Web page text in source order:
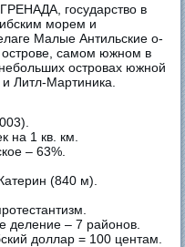
ГРЕНАДА, государство в
морем и
Малые Антильские о-
самом южном в
островах южной
Литл-Мартиника.
на 1 кв. км.
– 63%.
(840 м).
деление – 7 районов.
доллар = 100 центам.